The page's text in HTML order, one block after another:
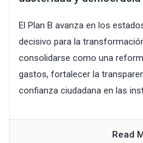
El Plan B avanza en los
decisivo para la
consolidarse como una
gastos, fortalecer la
confianza ciudadana en las
Read